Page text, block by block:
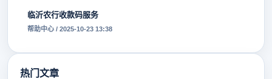
临沂农行收款码服务
帮助中心 / 2025-10-23 13:38
热门文章